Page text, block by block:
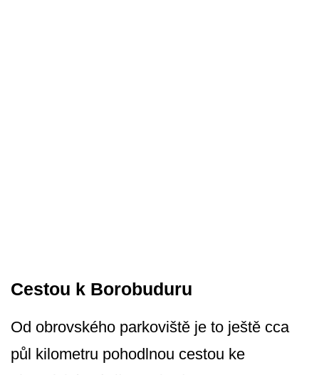
Cestou k Borobuduru
Od obrovského parkoviště je to ještě cca
půl kilometru pohodlnou cestou ke